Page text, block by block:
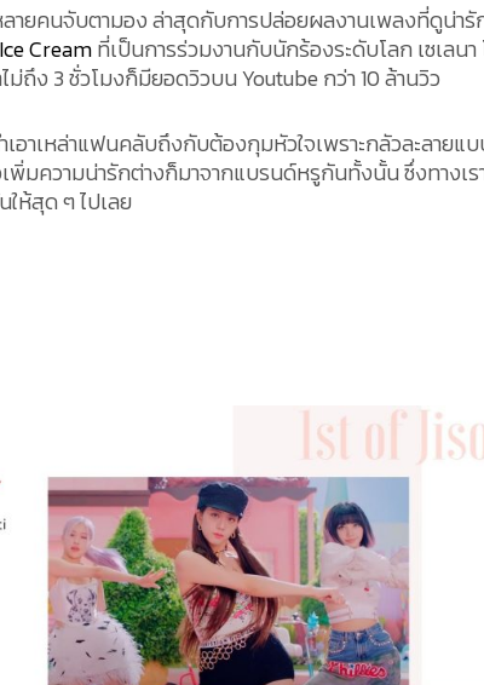
ายคนจับตามอง ล่าสุดกับการปล่อยผลงานเพลงที่ดูน่ารั
Ice Creamที่เป็นการร่วมงานกับนักร้องระดับโลก เซเลนา
ม่ถึง 3 ชั่วโมงก็มียอดวิวบน Youtube กว่า 10 ล้านวิว
อาเหล่าแฟนคลับถึงกับต้องกุมหัวใจเพราะกลัวละลายแ
พิ่มความน่ารักต่างก็มาจากแบรนด์หรูกันทั้งนั้น ซึ่งทางเร
ห้สุด ๆ ไปเลย